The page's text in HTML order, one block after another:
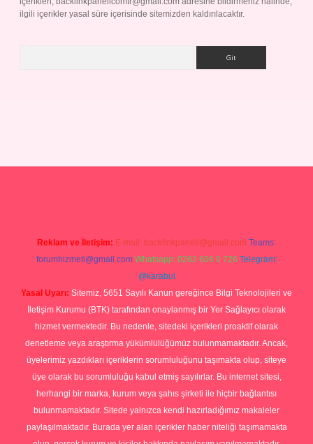
ilgili içerikler yasal süre içerisinde sitemizden kaldırılacaktır.
Reklam ve İletişim: E-mail: backlinkpaneli@gmail.com Teams:
forumhizmeti@gmail.com Whatsapp: 0262 606 0 726 Telegram:
@karabul
Yasal Uyarı: Sitemiz, 5651 Sayılı Kanun gereğince Bilgi Teknolojileri ve
İletişim Kurumu (BTK) tarafından onaylanmış bir Yer Sağlayıcı olarak
hizmet vermektedir. Bu nedenle, sitedeki içerikleri proaktif olarak
denetleme veya araştırma yükümlülüğümüz bulunmamaktadır. Ancak,
üyelerimiz yazdıkları içeriklerin sorumluluğunu taşımakta olup, siteye
üye olarak bu sorumluluğu kabul etmiş sayılırlar. Bu internet sitesi,
herhangi bir marka, kurum veya şahıs şirketi ile hiçbir bağlantısı
bulunmamaktadır. Sitede yalnızca kendi hazırladığımız makaleler
paylaşılmaktadır. Burada yer alan içerikler haber niteliği taşımamakta